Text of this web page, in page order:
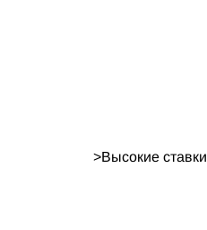
>Высокие ставки